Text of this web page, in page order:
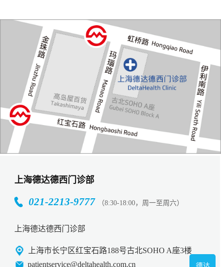
上海德达德西门诊部
021-2213-9777 （8:30-18:00，周一至周六）
上海德达德西门诊部
上海市长宁区红宝石路188号古北SOHO A座3楼
patientservice@deltahealth.com.cn